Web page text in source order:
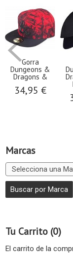
Marcas
Tu Carrito (0)
El carrito de la
Gorra
Dungeons &
Dragons &
34,95 €